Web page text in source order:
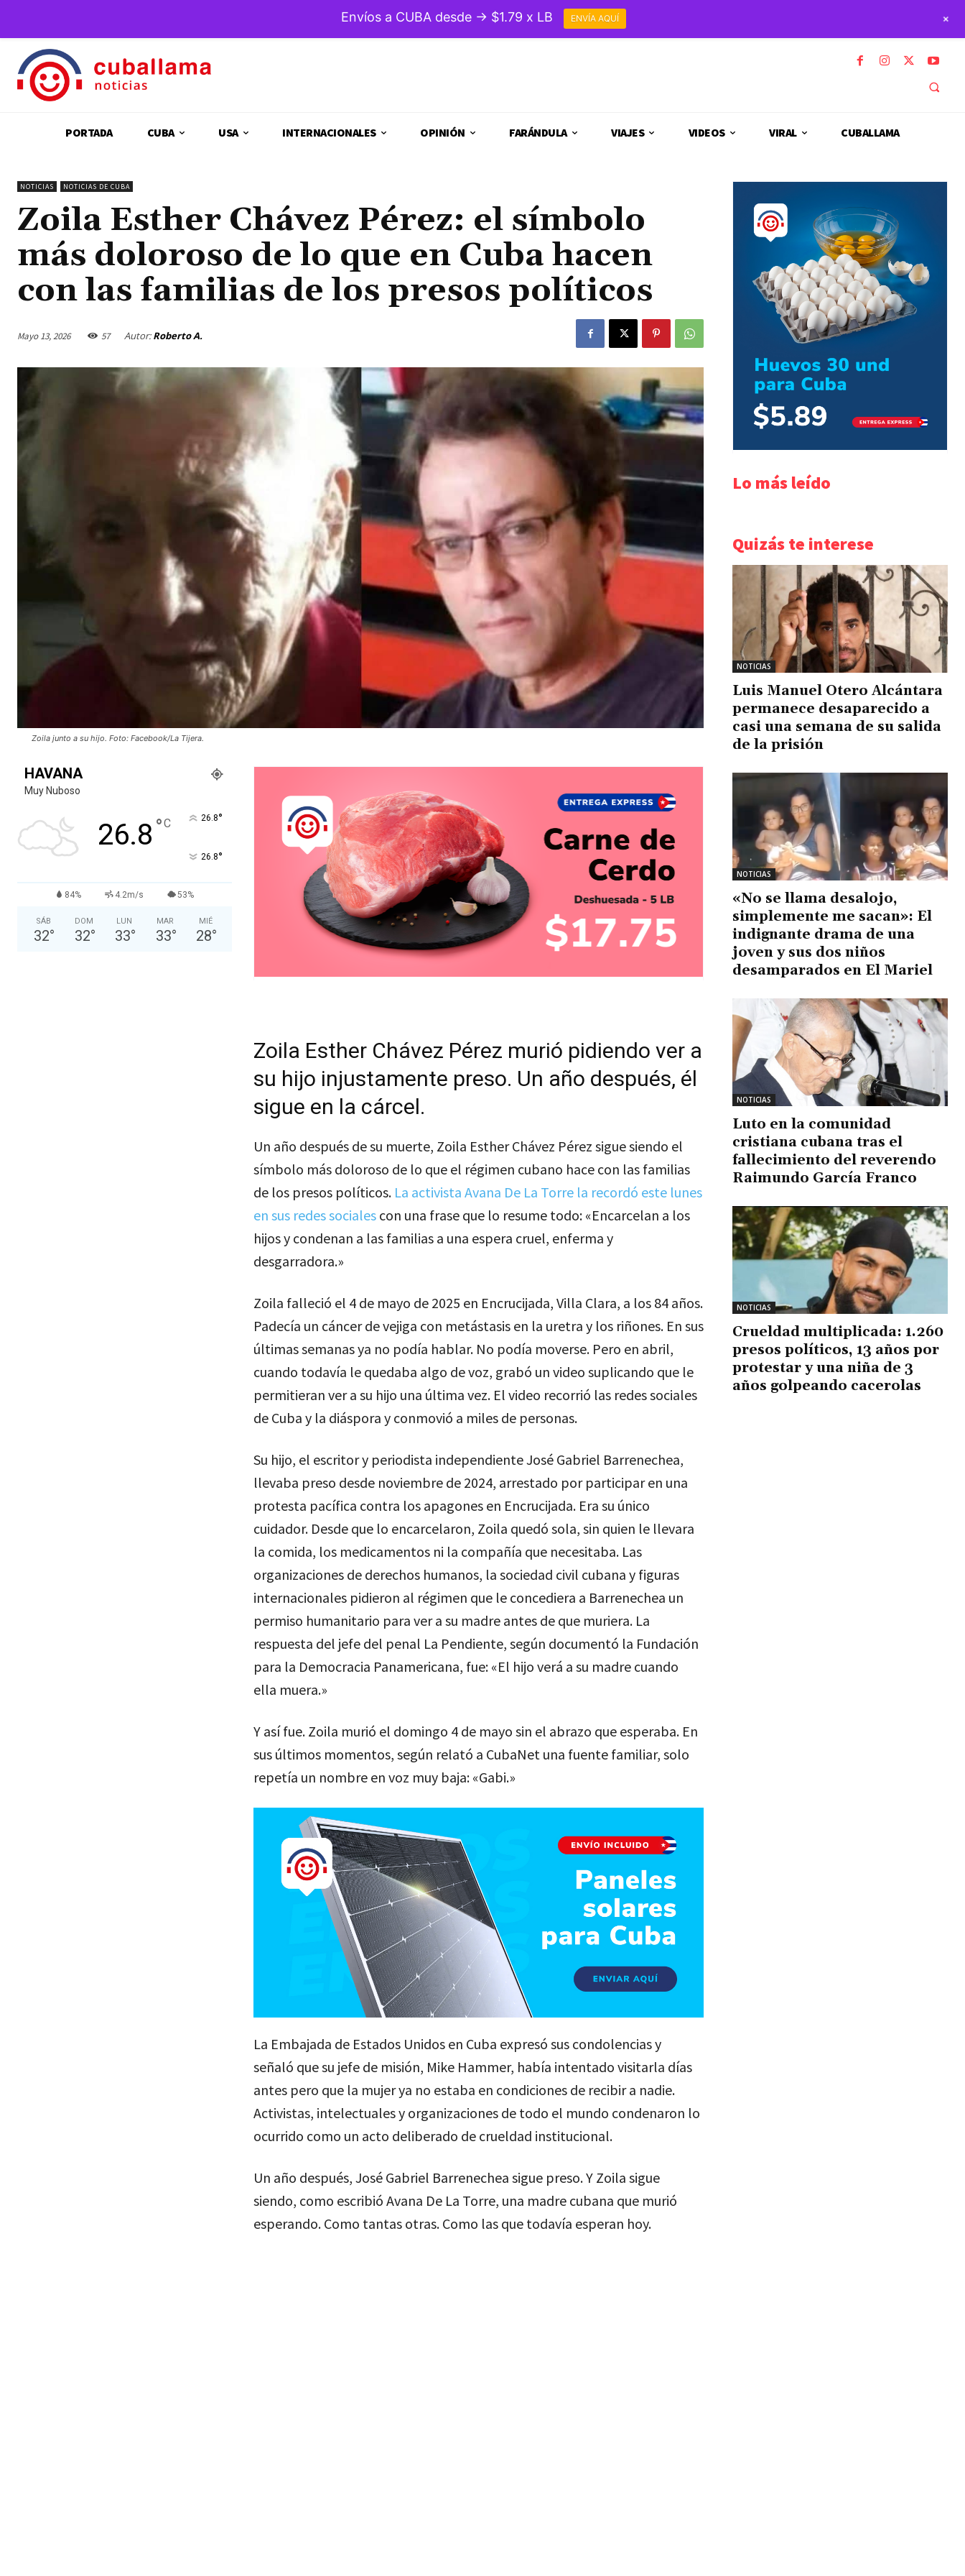
PORTADA CUBA USA INTERNACIONALES OPINIÓN FARÁNDULA VIAJES VIDEOS VIRAL CUBALLAMA
NOTICIAS NOTICIAS DE CUBA
Zoila Esther Chávez Pérez: el símbolo
más doloroso de lo que en Cuba hacen
con las familias de los presos políticos
Mayo 13, 2026 57 Autor: Roberto A.
Zoila junto a su hijo. Foto: Facebook/La Tijera.
HAVANA
Muy Nuboso
26.8 °C 26.8°
26.8°
84% 4.2m/s 53%
SÁB
32°
DOM
32°
LUN
33°
MAR
33°
MIÉ
28°
Zoila Esther Chávez Pérez murió pidiendo ver a
su hijo injustamente preso. Un año después, él
sigue en la cárcel.
Un año después de su muerte, Zoila Esther Chávez Pérez sigue siendo el
símbolo más doloroso de lo que el régimen cubano hace con las familias
de los presos políticos. La activista Avana De La Torre la recordó este lunes
en sus redes sociales con una frase que lo resume todo: «Encarcelan a los
hijos y condenan a las familias a una espera cruel, enferma y
desgarradora.»
Zoila falleció el 4 de mayo de 2025 en Encrucijada, Villa Clara, a los 84 años.
Padecía un cáncer de vejiga con metástasis en la uretra y los riñones. En sus
últimas semanas ya no podía hablar. No podía moverse. Pero en abril,
cuando todavía le quedaba algo de voz, grabó un video suplicando que le
permitieran ver a su hijo una última vez. El video recorrió las redes sociales
de Cuba y la diáspora y conmovió a miles de personas.
Su hijo, el escritor y periodista independiente José Gabriel Barrenechea,
llevaba preso desde noviembre de 2024, arrestado por participar en una
protesta pacífica contra los apagones en Encrucijada. Era su único
cuidador. Desde que lo encarcelaron, Zoila quedó sola, sin quien le llevara
la comida, los medicamentos ni la compañía que necesitaba. Las
organizaciones de derechos humanos, la sociedad civil cubana y figuras
internacionales pidieron al régimen que le concediera a Barrenechea un
permiso humanitario para ver a su madre antes de que muriera. La
respuesta del jefe del penal La Pendiente, según documentó la Fundación
para la Democracia Panamericana, fue: «El hijo verá a su madre cuando
ella muera.»
Y así fue. Zoila murió el domingo 4 de mayo sin el abrazo que esperaba. En
sus últimos momentos, según relató a CubaNet una fuente familiar, solo
repetía un nombre en voz muy baja: «Gabi.»
La Embajada de Estados Unidos en Cuba expresó sus condolencias y
señaló que su jefe de misión, Mike Hammer, había intentado visitarla días
antes pero que la mujer ya no estaba en condiciones de recibir a nadie.
Activistas, intelectuales y organizaciones de todo el mundo condenaron lo
ocurrido como un acto deliberado de crueldad institucional.
Un año después, José Gabriel Barrenechea sigue preso. Y Zoila sigue
siendo, como escribió Avana De La Torre, una madre cubana que murió
esperando. Como tantas otras. Como las que todavía esperan hoy.
Lo más leído
Quizás te interese
NOTICIAS
Luis Manuel Otero Alcántara
permanece desaparecido a
casi una semana de su salida
de la prisión
NOTICIAS
«No se llama desalojo,
simplemente me sacan»: El
indignante drama de una
joven y sus dos niños
desamparados en El Mariel
NOTICIAS
Luto en la comunidad
cristiana cubana tras el
fallecimiento del reverendo
Raimundo García Franco
NOTICIAS
Crueldad multiplicada: 1.260
presos políticos, 13 años por
protestar y una niña de 3
años golpeando cacerolas
Envíos a CUBA desde → $1.79 x LB ENVÍA AQUÍ +